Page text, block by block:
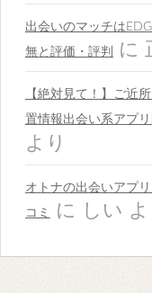
出会いのマッチは
無と評価・評判
に
【絶対見て！】ご近
置情報出会い系アプ
より
オトナの出会いアプ
コミ
に しい よ